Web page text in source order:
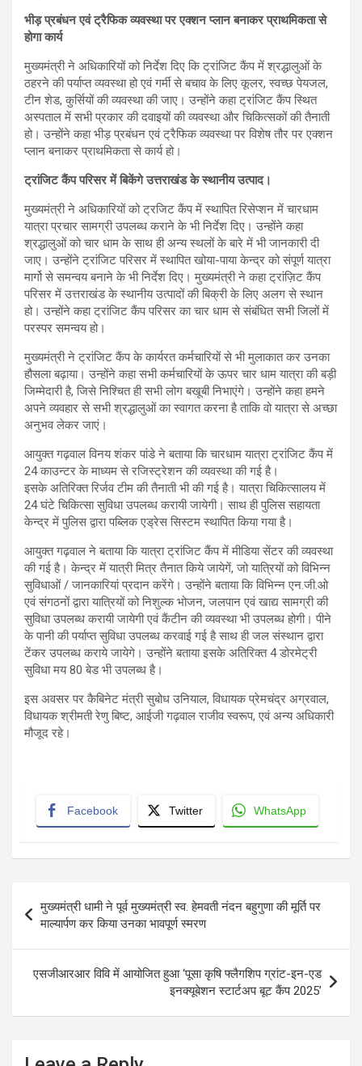
भीड़ प्रबंधन एवं ट्रैफिक व्यवस्था पर एक्शन प्लान बनाकर प्राथमिकता से
होगा कार्य
मुख्यमंत्री ने अधिकारियों को निर्देश दिए कि ट्रांजिट कैंप में श्रद्धालुओं के
ठहरने की पर्याप्त व्यवस्था हो एवं गर्मी से बचाव के लिए कूलर, स्वच्छ पेयजल,
टीन शेड, कुर्सियों की व्यवस्था की जाए। उन्होंने कहा ट्रांजिट कैंप स्थित
अस्पताल में सभी प्रकार की दवाइयों की व्यवस्था और चिकित्सकों की तैनाती
हो। उन्होंने कहा भीड़ प्रबंधन एवं ट्रैफिक व्यवस्था पर विशेष तौर पर एक्शन
प्लान बनाकर प्राथमिकता से कार्य हो।
ट्रांजिट कैंप परिसर में बिकेंगे उत्तराखंड के स्थानीय उत्पाद।
मुख्यमंत्री ने अधिकारियों को ट्रजिट कैंप में स्थापित रिसेप्शन में चारधाम
यात्रा प्रचार सामग्री उपलब्ध कराने के भी निर्देश दिए। उन्होंने कहा
श्रद्धालुओं को चार धाम के साथ ही अन्य स्थलों के बारे में भी जानकारी दी
जाए। उन्होंने ट्रांजिट परिसर में स्थापित खोया-पाया केन्द्र को संपूर्ण यात्रा
मार्गो से समन्वय बनाने के भी निर्देश दिए। मुख्यमंत्री ने कहा ट्रांज़िट कैंप
परिसर में उत्तराखंड के स्थानीय उत्पादों की बिक्री के लिए अलग से स्थान
हो। उन्होंने कहा ट्रांजिट कैंप परिसर का चार धाम से संबंधित सभी जिलों में
परस्पर समन्वय हो।
मुख्यमंत्री ने ट्रांजिट कैंप के कार्यरत कर्मचारियों से भी मुलाकात कर उनका
हौसला बढ़ाया। उन्होंने कहा सभी कर्मचारियों के ऊपर चार धाम यात्रा की बड़ी
जिम्मेदारी है, जिसे निश्चित ही सभी लोग बखूबी निभाएंगे। उन्होंने कहा हमने
अपने व्यवहार से सभी श्रद्धालुओं का स्वागत करना है ताकि वो यात्रा से अच्छा
अनुभव लेकर जाएं।
आयुक्त गढ़वाल विनय शंकर पांडे ने बताया कि चारधाम यात्रा ट्रांजिट कैंप में
24 काउन्टर के माध्यम से रजिस्ट्रेशन की व्यवस्था की गई है।
इसके अतिरिक्त रिर्जव टीम की तैनाती भी की गई है। यात्रा चिकित्सालय में
24 घंटे चिकित्सा सुविधा उपलब्ध करायी जायेगी। साथ ही पुलिस सहायता
केन्द्र में पुलिस द्वारा पब्लिक एड्रेस सिस्टम स्थापित किया गया है।
आयुक्त गढ़वाल ने बताया कि यात्रा ट्रांजिट कैंप में मीडिया सेंटर की व्यवस्था
की गई है। केन्द्र में यात्री मित्र तैनात किये जायेगें, जो यात्रियों को विभिन्न
सुविधाओं / जानकारियां प्रदान करेंगे। उन्होंने बताया कि विभिन्न एन.जी.ओ
एवं संगठनों द्वारा यात्रियों को निशुल्क भोजन, जलपान एवं खाद्य सामग्री की
सुविधा उपलब्ध करायी जायेगी एवं कैंटीन की व्यवस्था भी उपलब्ध होगी। पीने
के पानी की पर्याप्त सुविधा उपलब्ध करवाई गई है साथ ही जल संस्थान द्वारा
टेंकर उपलब्ध कराये जायेगे। उन्होंने बताया इसके अतिरिक्त 4 डोरमेट्री
सुविधा मय 80 बेड भी उपलब्ध है।
इस अवसर पर कैबिनेट मंत्री सुबोध उनियाल, विधायक प्रेमचंद्र अग्रवाल,
विधायक श्रीमती रेणु बिष्ट, आईजी गढ़वाल राजीव स्वरूप, एवं अन्य अधिकारी
मौजूद रहे।
Facebook Twitter WhatsApp
navigation
मुख्यमंत्री धामी ने पूर्व मुख्यमंत्री स्व. हेमवती नंदन बहुगुणा की मूर्ति पर
माल्यार्पण कर किया उनका भावपूर्ण स्मरण
एसजीआरआर विवि में आयोजित हुआ ‘पूसा कृषि फ्लैगशिप ग्रांट-इन-एड
इनक्यूबेशन स्टार्टअप बूट कैंप 2025’